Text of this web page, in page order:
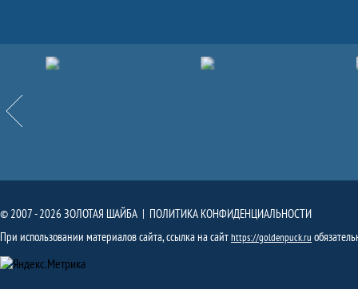
Назад
Партнёры
© 2007 - 2026 ЗОЛОТАЯ ШАЙБА | ПОЛИТИКА КОНФИДЕНЦИАЛЬНОСТИ
При использовании материалов сайта, ссылка на сайтhttps://goldenpuck.ru